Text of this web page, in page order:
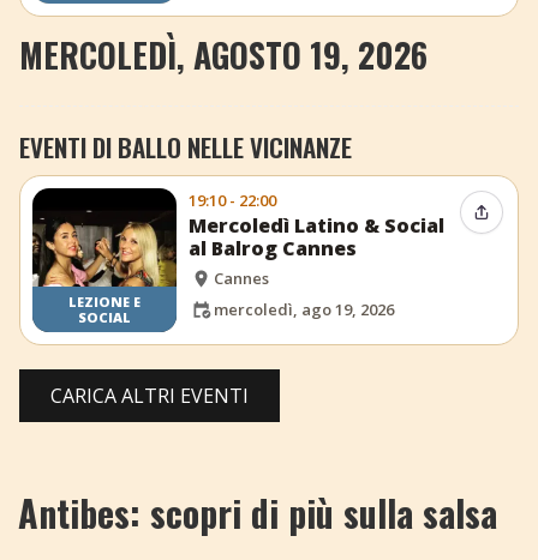
MERCOLEDÌ, AGOSTO 19, 2026
EVENTI DI BALLO NELLE VICINANZE
LEZIONE E
SOCIAL
19:10 - 22:00
Mercoledì Latino & Social
al Balrog Cannes
Cannes
mercoledì, ago 19, 2026
CARICA ALTRI EVENTI
Antibes: scopri di più sulla salsa